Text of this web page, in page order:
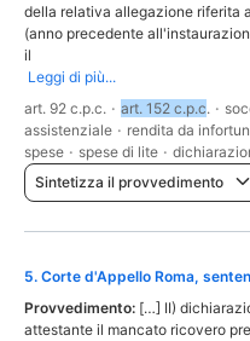
della relativa allegazione riferita
(anno precedente
il
Leggi di più...
art. 92 c.p.c. · art. 152 c.p.c. ·
assistenziale · rendita da
spese · spese di lite ·
Sintetizza il provvedimento
5. Corte d'Appello Roma,
Provvedimento: […] II)
attestante il mancato ricovero